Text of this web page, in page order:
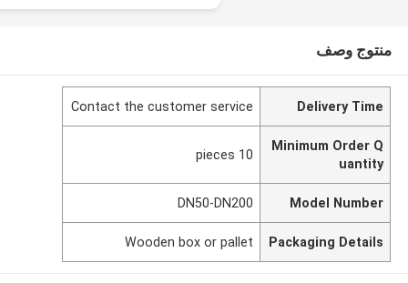
منتوج وصف
Delivery Time
Contact the customer service
Minimum Order Q
uantity
10 pieces
Model Number
DN50-DN200
Packaging Details
Wooden box or pallet